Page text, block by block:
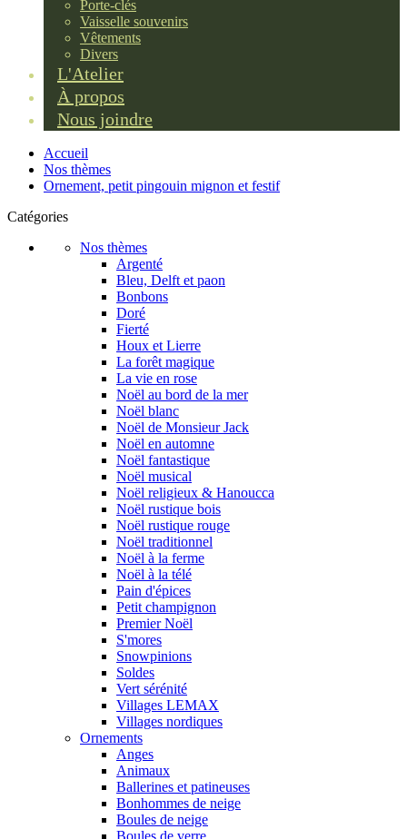
Porte-clés
Vaisselle souvenirs
Vêtements
Divers
L'Atelier
À propos
Nous joindre
Accueil
Nos thèmes
Ornement, petit pingouin mignon et festif
Catégories
Nos thèmes
Argenté
Bleu, Delft et paon
Bonbons
Doré
Fierté
Houx et Lierre
La forêt magique
La vie en rose
Noël au bord de la mer
Noël blanc
Noël de Monsieur Jack
Noël en automne
Noël fantastique
Noël musical
Noël religieux & Hanoucca
Noël rustique bois
Noël rustique rouge
Noël traditionnel
Noël à la ferme
Noël à la télé
Pain d'épices
Petit champignon
Premier Noël
S'mores
Snowpinions
Soldes
Vert sérénité
Villages LEMAX
Villages nordiques
Ornements
Anges
Animaux
Ballerines et patineuses
Bonhommes de neige
Boules de neige
Boules de verre